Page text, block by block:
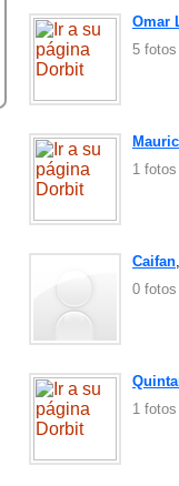
Omar
5
1
Caifan
0
1